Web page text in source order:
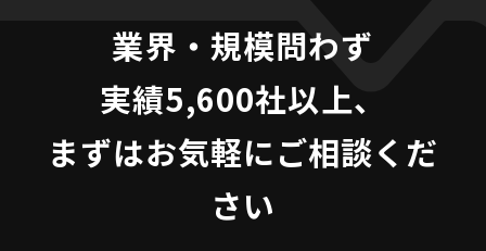
業界・規模問わず
実績5,600社以上、
まずはお気軽にご相談くだ
さい